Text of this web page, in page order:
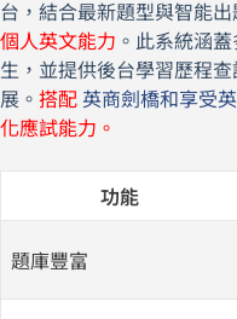
台，結合最新題型與智能
個人英文能力 。此系統涵
生，並提供後台學習歷程
展。 搭配 英商劍橋和享受
化應試能力。
功能
題庫豐富